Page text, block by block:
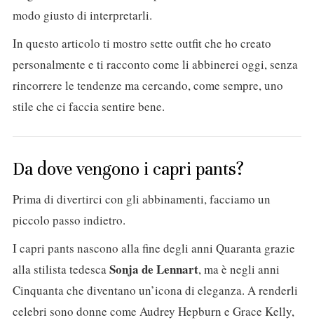
modo giusto di interpretarli.
In questo articolo ti mostro sette outfit che ho creato
personalmente e ti racconto come li abbinerei oggi, senza
rincorrere le tendenze ma cercando, come sempre, uno
stile che ci faccia sentire bene.
Da dove vengono i capri pants?
Prima di divertirci con gli abbinamenti, facciamo un
piccolo passo indietro.
I capri pants nascono alla fine degli anni Quaranta grazie
alla stilista tedesca Sonja de Lennart, ma è negli anni
Cinquanta che diventano un’icona di eleganza. A renderli
celebri sono donne come Audrey Hepburn e Grace Kelly,